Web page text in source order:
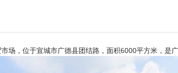
场，位于宣城市广德县团结路，面积6000平方米，是广